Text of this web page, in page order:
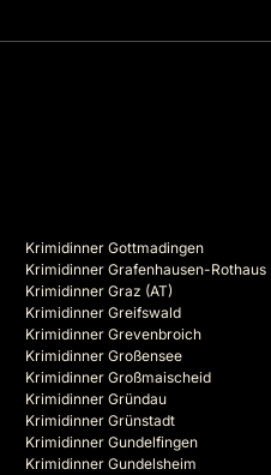
Krimidinner Gottmadingen
Krimidinner Grafenhausen-Rothaus
Krimidinner Graz (AT)
Krimidinner Greifswald
Krimidinner Grevenbroich
Krimidinner Großensee
Krimidinner Großmaischeid
Krimidinner Gründau
Krimidinner Grünstadt
Krimidinner Gundelfingen
Krimidinner Gundelsheim